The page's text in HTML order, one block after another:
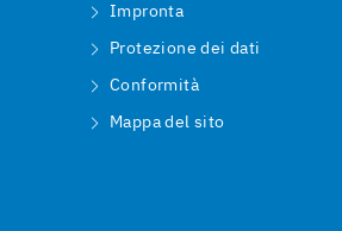
Impronta
Protezione dei dati
Conformità
Mappa del sito